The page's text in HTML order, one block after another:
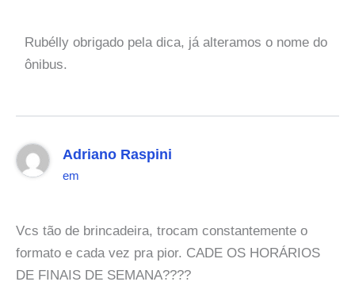
Rubélly obrigado pela dica, já alteramos o nome do
ônibus.
Adriano Raspini
em
Vcs tão de brincadeira, trocam constantemente o
formato e cada vez pra pior. CADE OS HORÁRIOS
DE FINAIS DE SEMANA????